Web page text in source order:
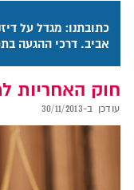
אביב. דרכי ההגעה
חוק האחריות
עודכן ב-30/11/2013